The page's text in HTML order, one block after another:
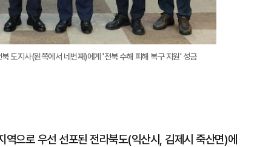
도지사(왼쪽에서 네번째)에게 '전북 수해 피해 복구 지원' 성금
으로 우선 선포된 전라북도(익산시, 김제시 죽산면)에